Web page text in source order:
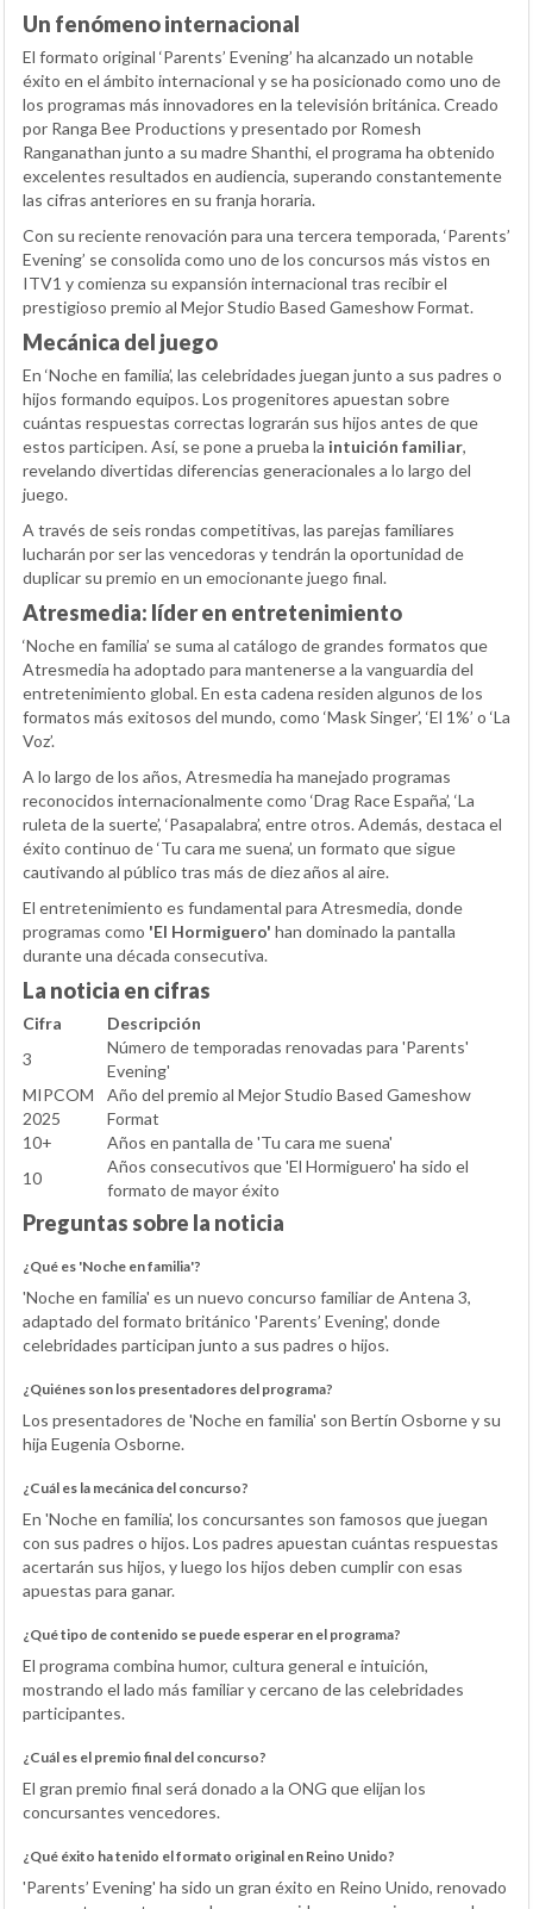
Un fenómeno internacional
El formato original ‘Parents’ Evening’ ha alcanzado un notable
éxito en el ámbito internacional y se ha posicionado como uno de
los programas más innovadores en la televisión británica. Creado
por Ranga Bee Productions y presentado por Romesh
Ranganathan junto a su madre Shanthi, el programa ha obtenido
excelentes resultados en audiencia, superando constantemente
las cifras anteriores en su franja horaria.
Con su reciente renovación para una tercera temporada, ‘Parents’
Evening’ se consolida como uno de los concursos más vistos en
ITV1 y comienza su expansión internacional tras recibir el
prestigioso premio al Mejor Studio Based Gameshow Format.
Mecánica del juego
En ‘Noche en familia’, las celebridades juegan junto a sus padres o
hijos formando equipos. Los progenitores apuestan sobre
cuántas respuestas correctas lograrán sus hijos antes de que
estos participen. Así, se pone a prueba la intuición familiar,
revelando divertidas diferencias generacionales a lo largo del
juego.
A través de seis rondas competitivas, las parejas familiares
lucharán por ser las vencedoras y tendrán la oportunidad de
duplicar su premio en un emocionante juego final.
Atresmedia: líder en entretenimiento
‘Noche en familia’ se suma al catálogo de grandes formatos que
Atresmedia ha adoptado para mantenerse a la vanguardia del
entretenimiento global. En esta cadena residen algunos de los
formatos más exitosos del mundo, como ‘Mask Singer’, ‘El 1%’ o ‘La
Voz’.
A lo largo de los años, Atresmedia ha manejado programas
reconocidos internacionalmente como ‘Drag Race España’, ‘La
ruleta de la suerte’, ‘Pasapalabra’, entre otros. Además, destaca el
éxito continuo de ‘Tu cara me suena’, un formato que sigue
cautivando al público tras más de diez años al aire.
El entretenimiento es fundamental para Atresmedia, donde
programas como 'El Hormiguero' han dominado la pantalla
durante una década consecutiva.
La noticia en cifras
Cifra
Descripción
3
Número de temporadas renovadas para 'Parents'
Evening'
MIPCOM
2025
Año del premio al Mejor Studio Based Gameshow
Format
10+
Años en pantalla de 'Tu cara me suena'
10
Años consecutivos que 'El Hormiguero' ha sido el
formato de mayor éxito
Preguntas sobre la noticia
¿Qué es 'Noche en familia'?
'Noche en familia' es un nuevo concurso familiar de Antena 3,
adaptado del formato británico 'Parents’ Evening', donde
celebridades participan junto a sus padres o hijos.
¿Quiénes son los presentadores del programa?
Los presentadores de 'Noche en familia' son Bertín Osborne y su
hija Eugenia Osborne.
¿Cuál es la mecánica del concurso?
En 'Noche en familia', los concursantes son famosos que juegan
con sus padres o hijos. Los padres apuestan cuántas respuestas
acertarán sus hijos, y luego los hijos deben cumplir con esas
apuestas para ganar.
¿Qué tipo de contenido se puede esperar en el programa?
El programa combina humor, cultura general e intuición,
mostrando el lado más familiar y cercano de las celebridades
participantes.
¿Cuál es el premio final del concurso?
El gran premio final será donado a la ONG que elijan los
concursantes vencedores.
¿Qué éxito ha tenido el formato original en Reino Unido?
'Parents’ Evening' ha sido un gran éxito en Reino Unido, renovado